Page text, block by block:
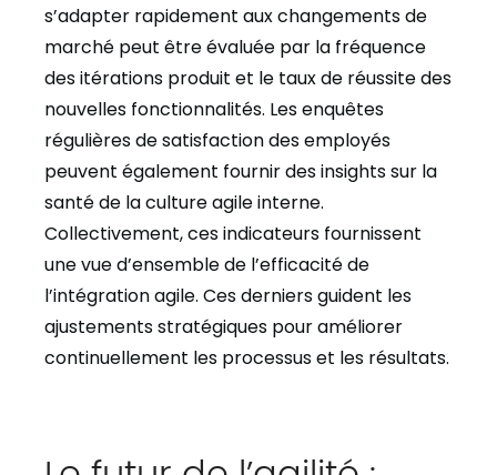
s’adapter rapidement aux changements de
marché peut être évaluée par la fréquence
des itérations produit et le taux de réussite des
nouvelles fonctionnalités. Les enquêtes
régulières de satisfaction des employés
peuvent également fournir des insights sur la
santé de la culture agile interne.
Collectivement, ces indicateurs fournissent
une vue d’ensemble de l’efficacité de
l’intégration agile. Ces derniers guident les
ajustements stratégiques pour améliorer
continuellement les processus et les résultats.